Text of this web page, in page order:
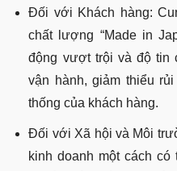
Đối với Khách hàng:
chất lượng “Made in
động vượt trội và độ tin
vận hành, giảm thiểu
thống của khách hàng.
Đối với Xã hội và Môi
kinh doanh một cách có